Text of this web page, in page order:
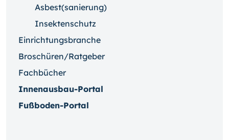
Asbest(sanierung)
Insektenschutz
Einrichtungsbranche
Broschüren/Ratgeber
Fachbücher
Innenausbau-Portal
Fußboden-Portal